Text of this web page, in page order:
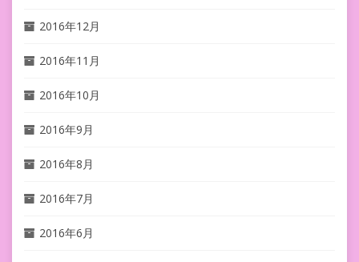
2016年12月
2016年11月
2016年10月
2016年9月
2016年8月
2016年7月
2016年6月